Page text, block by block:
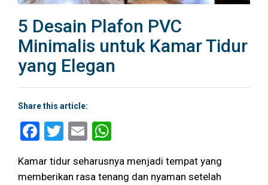
5 Desain Plafon PVC
Minimalis untuk Kamar Tidur
yang Elegan
Share this article:
Facebook
Twitter
Email
Kamar tidur seharusnya menjadi tempat yang
memberikan rasa tenang dan nyaman setelah